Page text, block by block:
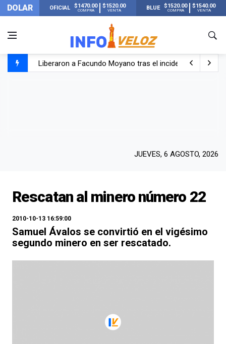
DOLAR OFICIAL $1470.00
COMPRA
$1520.00
VENTA BLUE $1520.00
COMPRA
$1540.00
VENTA
Liberaron a Facundo Moyano tras el incidente con
Tensión diplomática: Brasil no enviará a su embajador
JUEVES, 6 AGOSTO, 2026
Rescatan al minero número 22
2010-10-13 16:59:00
Samuel Ávalos se convirtió en el vigésimo
segundo minero en ser rescatado.